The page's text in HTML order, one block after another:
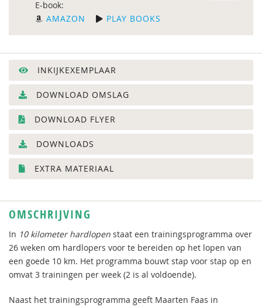
E-book:
AMAZON
PLAY BOOKS
INKIJKEXEMPLAAR
DOWNLOAD OMSLAG
DOWNLOAD FLYER
DOWNLOADS
EXTRA MATERIAAL
OMSCHRIJVING
In 10 kilometer hardlopen staat een trainingsprogramma over
26 weken om hardlopers voor te bereiden op het lopen van
een goede 10 km. Het programma bouwt stap voor stap op en
omvat 3 trainingen per week (2 is al voldoende).
Naast het trainingsprogramma geeft Maarten Faas in